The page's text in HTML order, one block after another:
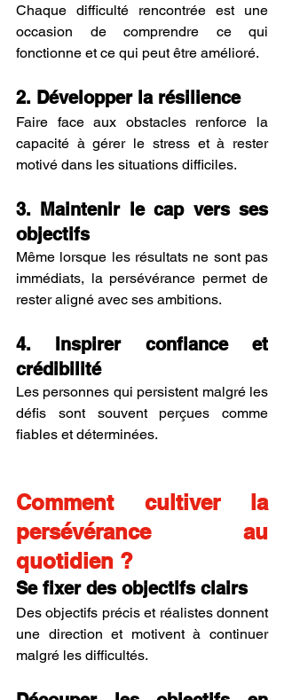
Chaque difficulté rencontrée est une
occasion de comprendre ce qui
fonctionne et ce qui peut être amélioré.
2. Développer la résilience
Faire face aux obstacles renforce la
capacité à gérer le stress et à rester
motivé dans les situations difficiles.
3. Maintenir le cap vers ses
objectifs
Même lorsque les résultats ne sont pas
immédiats, la persévérance permet de
rester aligné avec ses ambitions.
4. Inspirer confiance et
crédibilité
Les personnes qui persistent malgré les
défis sont souvent perçues comme
fiables et déterminées.
Comment cultiver la
persévérance au
quotidien ?
Se fixer des objectifs clairs
Des objectifs précis et réalistes donnent
une direction et motivent à continuer
malgré les difficultés.